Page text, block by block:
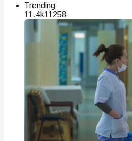
Trending
11.4k11258